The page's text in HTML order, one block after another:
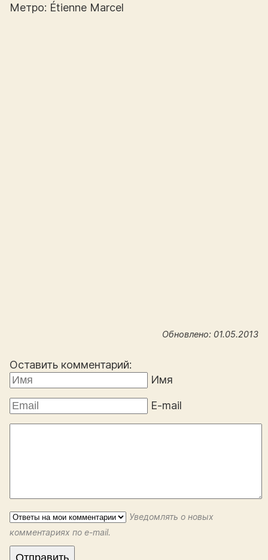
Метро: Étienne Marcel
Обновлено: 01.05.2013
Оставить комментарий:
Имя
E-mail
Уведомлять о новых
комментариях по e-mail.